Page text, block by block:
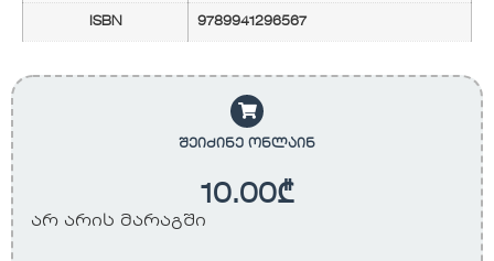
ISBN 9789941296567
შეიძინე ონლაინ
10.00₾
არ არის მარაგში